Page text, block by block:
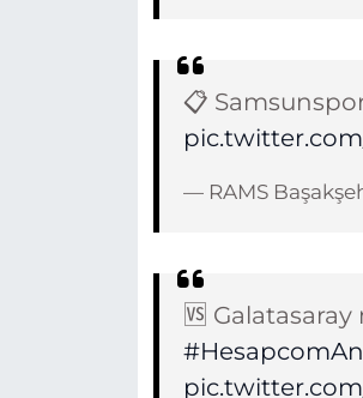
📋 Samsunspor
— RAMS
🆚